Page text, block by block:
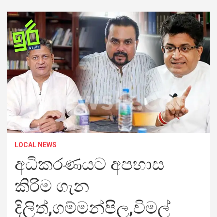
LOCAL NEWS
අධිකරණයට අපහාස
කිරිම ගැන
දිලිත්,ගම්මන්පිල,විමල්